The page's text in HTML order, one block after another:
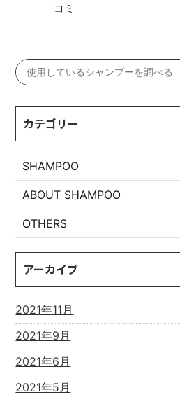
コミ
カテゴリー
SHAMPOO
ABOUT SHAMPOO
OTHERS
アーカイブ
2021年11月
2021年9月
2021年6月
2021年5月